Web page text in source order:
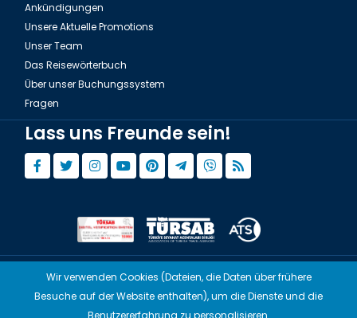
Ankündigungen
Unsere Aktuelle Promotions
Unser Team
Das Reisewörterbuch
Über unser Buchungssystem
Fragen
Lass uns Freunde sein!
© Copyright 2015 - 2026,Tourwix.de
Artmodern UG (Haftungsbeschränkt) Arbeitet mit
Wir verwenden Cookies (Dateien, die Daten über frühere
Besuche auf der Website enthalten), um die Dienste und die
Benutzererfahrung zu personalisieren.